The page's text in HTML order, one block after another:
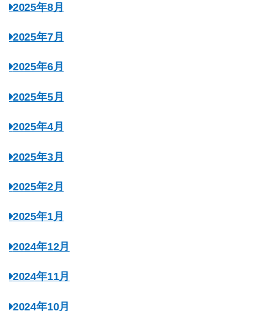
2025年8月
2025年7月
2025年6月
2025年5月
2025年4月
2025年3月
2025年2月
2025年1月
2024年12月
2024年11月
2024年10月